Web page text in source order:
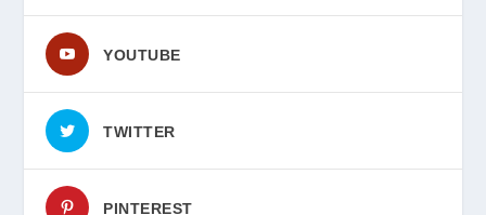
YOUTUBE
TWITTER
PINTEREST